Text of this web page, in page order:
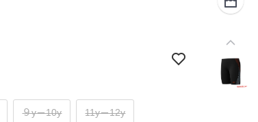
９y－10y 11y－12y